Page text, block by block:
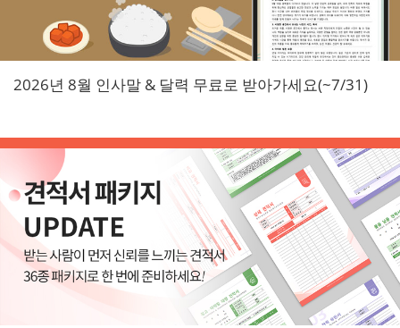
2026년 8월 인사말 & 달력 무료로 받아가세요(~7/31)